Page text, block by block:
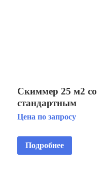
Скиммер 25 м2 со
стандартным
раструбом, крышка
бетонных бассейнов
AISI 304 (для
Цена по запросу
Подробнее